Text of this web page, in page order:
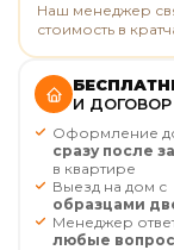
Наш менеджер
стоимость в
И ДОГОВОР
Оформление
сразу после
в квартире
Выезд на дом с
образцами
Менеджер
любые